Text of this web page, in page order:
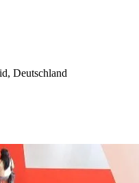
, Deutschland